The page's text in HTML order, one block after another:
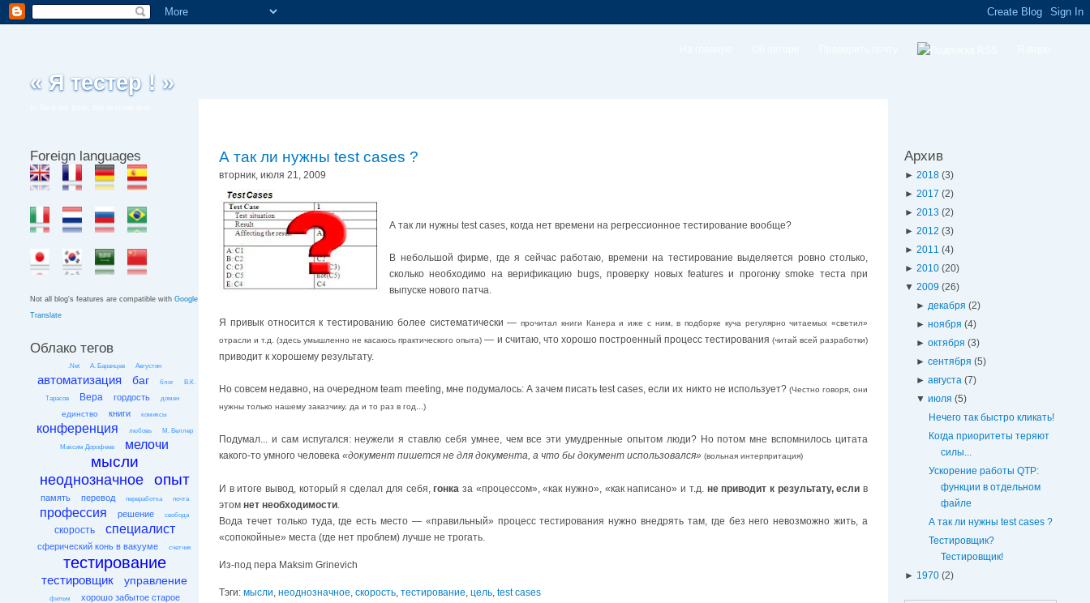
« Я тестер ! »
Foreign languages
Not all blog's features are compatible with Google
Translate
Облако тегов
.Net А. Баранцев Августин
автоматизация баг блог В.К.
Тарасов Вера гордость домен
единство книги комиксы
конференция любовь М. Веллер
Максим Дорофеев мелочи
мысли
неоднозначное опыт
память перевод переработка почта
профессия решение свобода
скорость специалист
сферический конь в вакууме счетчик
тестирование
тестировщик управление
фильм хорошо забытое старое
А так ли нужны test cases ?
вторник, июля 21, 2009
А так ли нужны test cases, когда нет времени на регрессионное тестирование вообще?
В небольшой фирме, где я сейчас работаю, времени на тестирование выделяется ровно столько,
сколько необходимо на верификацию bugs, проверку новых features и прогонку smoke теста при
выпуске нового патча.
Я привык относится к тестированию более систематически — прочитал книги Канера и иже с ним, в подборке куча регулярно читаемых «светил»
отрасли и т.д. (здесь умышленно не касаюсь практического опыта) — и считаю, что хорошо построенный процесс тестирования (читай всей разработки)
приводит к хорошему результату.
Но совсем недавно, на очередном team meeting, мне подумалось: А зачем писать test cases, если их никто не использует? (Честно говоря, они
нужны только нашему заказчику, да и то раз в год...)
Подумал... и сам испугался: неужели я ставлю себя умнее, чем все эти умудренные опытом люди? Но потом мне вспомнилось цитата
какого-то умного человека «документ пишется не для документа, а что бы документ использовался» (вольная интерпритация)
И в итоге вывод, который я сделал для себя,гонка за «процессом», «как нужно», «как написано» и т.д. не приводит к результату, если в
этом нет необходимости
Вода течет только туда, где есть место — «правильный» процесс тестирования нужно внедрять там, где без него невозможно жить, а
«сопокойные» места (где нет проблем) лучше не трогать.
Из-под пера Maksim Grinevich
Тэги: мысли, неоднозначное, скорость, тестирование, цель, test cases
Архив
► 2018 (3)
► 2017 (2)
► 2013 (2)
► 2012 (3)
► 2011 (4)
► 2010 (20)
▼ 2009 (26)
►декабря(2)
►ноября(4)
►октября(3)
►сентября(5)
►августа(7)
▼июля(5)
Нечего так быстро кликать!
Когда приоритеты теряют
силы...
Ускорение работы QTP:
функции в отдельном
файле
А так ли нужны test cases ?
Тестировщик?
Тестировщик!
► 1970 (2)